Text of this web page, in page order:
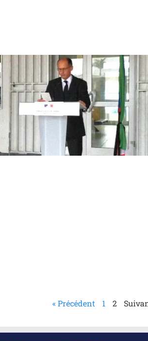
« Précédent 1 2